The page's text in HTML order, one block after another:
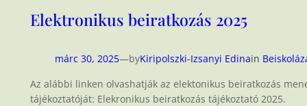
Elektronikus beiratkozás 2025
márc 30, 2025—byKiripolszki-Izsanyi Edinain
Az alábbi linken olvashatják az elektonikus beiratkozás
tájékoztatóját: Elekronikus beiratkozás tájékoztató 2025.